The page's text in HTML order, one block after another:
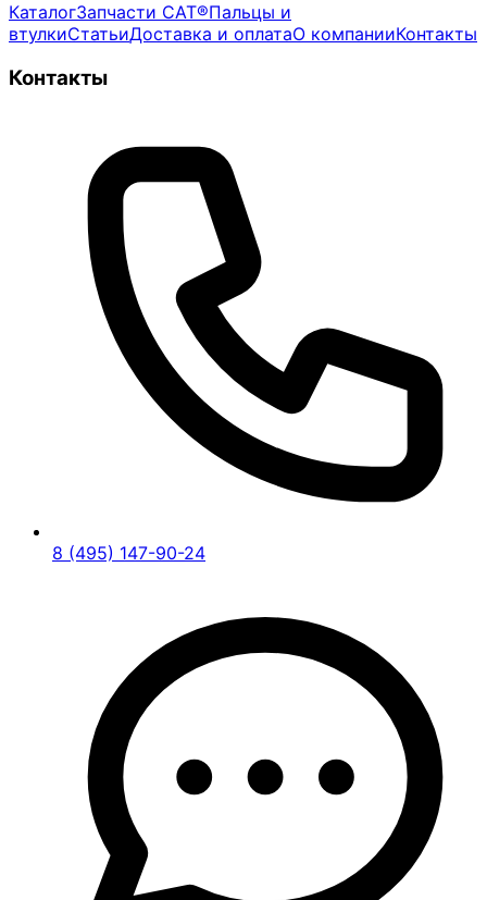
КаталогЗапчасти CAT®Пальцы и
втулкиСтатьиДоставка и оплатаО компанииКонтакты
Контакты
8 (495) 147-90-24